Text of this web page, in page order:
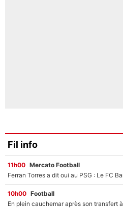
Fil info
11h00 Mercato Football
10h00 Football